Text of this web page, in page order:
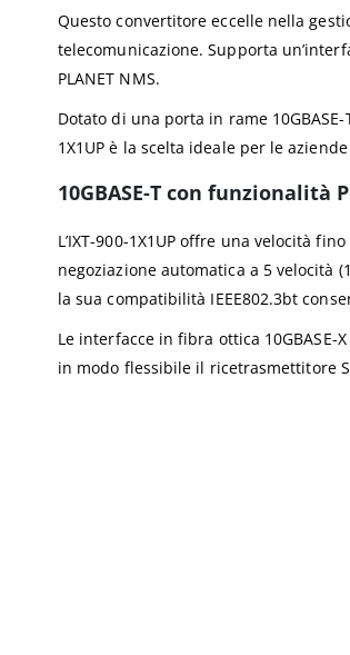
Questo convertitore eccelle nella
telecomunicazione. Supporta
PLANET NMS.
Dotato di una porta in rame
1X1UP è la scelta ideale per le
10GBASE-T con funzionalità
L’IXT-900-1X1UP offre una velocità
negoziazione automatica a 5 velocità
la sua compatibilità IEEE802.3bt
Le interfacce in fibra ottica 10GBASE-X
in modo flessibile il ricetrasmettitore